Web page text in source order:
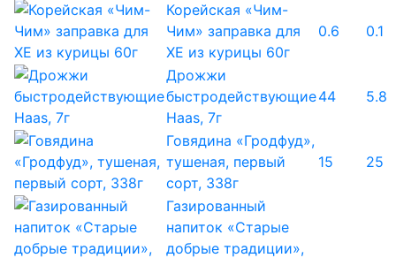
Корейская «Чим-
Чим» заправка для
ХЕ из курицы 60г
0.6 0.1
Дрожжи
быстродействующие
Haas, 7г
44 5.8
Говядина «Гродфуд»,
тушеная, первый
сорт, 338г
15 25
Газированный
напиток «Старые
добрые традиции»,